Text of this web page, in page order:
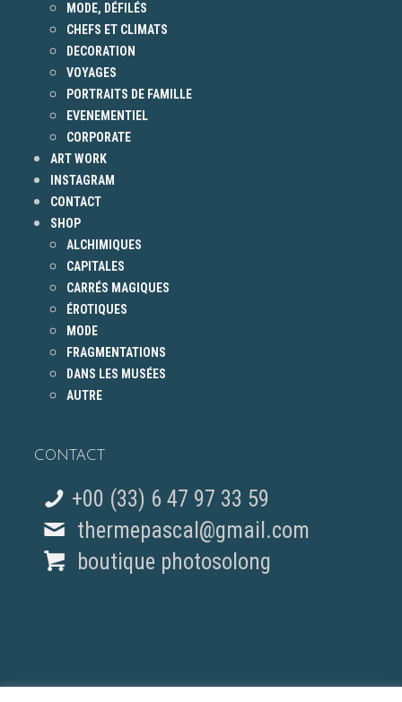
MODE, DÉFILÉS
CHEFS ET CLIMATS
DECORATION
VOYAGES
PORTRAITS DE FAMILLE
EVENEMENTIEL
CORPORATE
ART WORK
INSTAGRAM
CONTACT
SHOP
ALCHIMIQUES
CAPITALES
CARRÉS MAGIQUES
ÉROTIQUES
MODE
FRAGMENTATIONS
DANS LES MUSÉES
AUTRE
CONTACT
+00 (33) 6 47 97 33 59
thermepascal@gmail.com
boutique photosolong